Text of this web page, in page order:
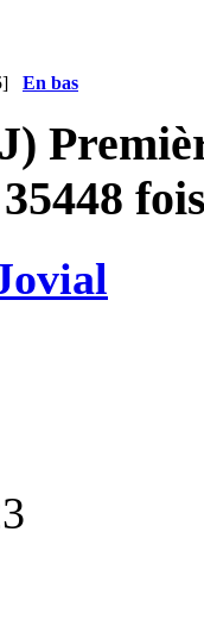
] En bas